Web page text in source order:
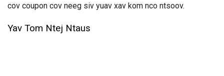
cov coupon cov neeg siv yuav xav kom nco ntsoov.
Yav Tom Ntej Ntaus